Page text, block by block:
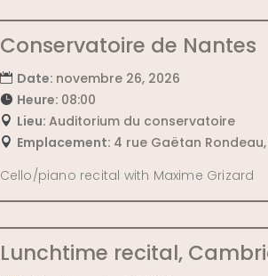
Conservatoire de Nantes
Date: novembre 26, 2026
Heure: 08:00
Lieu: Auditorium du conservatoire
Emplacement: 4 rue Gaëtan
Cello/piano recital with Maxime Grizard
Lunchtime recital,